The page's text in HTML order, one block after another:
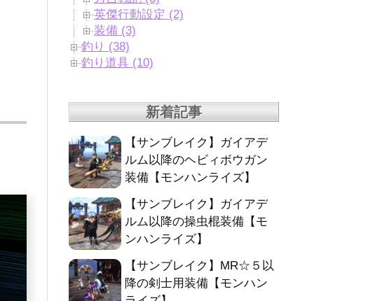
英傑行動設定 (2)
装備 (3)
釣り (38)
釣り道具 (10)
新着記事
【サンブレイク】ガイアデ
ルム以降のヘビィボウガン
装備【モンハンライズ】
【サンブレイク】ガイアデ
ルム以降の操虫棍装備【モ
ンハンライズ】
【サンブレイク】MR☆５以
降の剣士用装備【モンハン